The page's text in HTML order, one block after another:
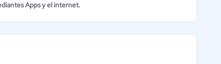
Apps y el internet.